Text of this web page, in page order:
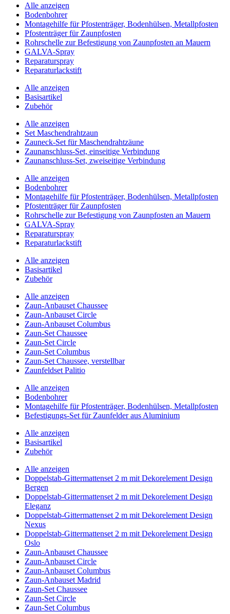
Alle anzeigen
Bodenbohrer
Montagehilfe für Pfostenträger, Bodenhülsen, Metallpfosten
Pfostenträger für Zaunpfosten
Rohrschelle zur Befestigung von Zaunpfosten an Mauern
GALVA-Spray
Reparaturspray
Reparaturlackstift
Alle anzeigen
Basisartikel
Zubehör
Alle anzeigen
Set Maschendrahtzaun
Zauneck-Set für Maschendrahtzäune
Zaunanschluss-Set, einseitige Verbindung
Zaunanschluss-Set, zweiseitige Verbindung
Alle anzeigen
Bodenbohrer
Montagehilfe für Pfostenträger, Bodenhülsen, Metallpfosten
Pfostenträger für Zaunpfosten
Rohrschelle zur Befestigung von Zaunpfosten an Mauern
GALVA-Spray
Reparaturspray
Reparaturlackstift
Alle anzeigen
Basisartikel
Zubehör
Alle anzeigen
Zaun-Anbauset Chaussee
Zaun-Anbauset Circle
Zaun-Anbauset Columbus
Zaun-Set Chaussee
Zaun-Set Circle
Zaun-Set Columbus
Zaun-Set Chaussee, verstellbar
Zaunfeldset Palitio
Alle anzeigen
Bodenbohrer
Montagehilfe für Pfostenträger, Bodenhülsen, Metallpfosten
Befestigungs-Set für Zaunfelder aus Aluminium
Alle anzeigen
Basisartikel
Zubehör
Alle anzeigen
Doppelstab-Gittermattenset 2 m mit Dekorelement Design
Bergen
Doppelstab-Gittermattenset 2 m mit Dekorelement Design
Eleganz
Doppelstab-Gittermattenset 2 m mit Dekorelement Design
Nexus
Doppelstab-Gittermattenset 2 m mit Dekorelement Design
Oslo
Zaun-Anbauset Chaussee
Zaun-Anbauset Circle
Zaun-Anbauset Columbus
Zaun-Anbauset Madrid
Zaun-Set Chaussee
Zaun-Set Circle
Zaun-Set Columbus